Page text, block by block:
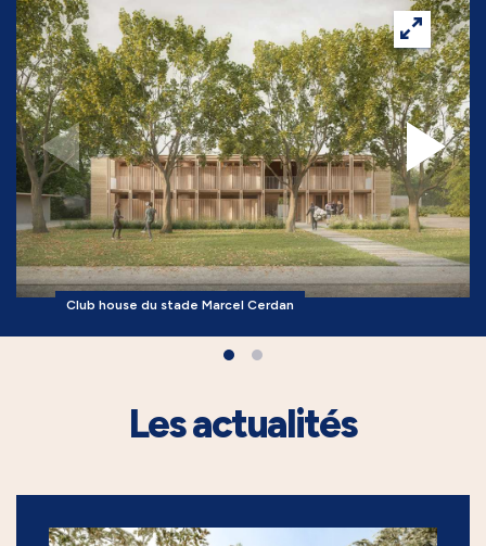
Club house du stade Marcel Cerdan
Les actualités